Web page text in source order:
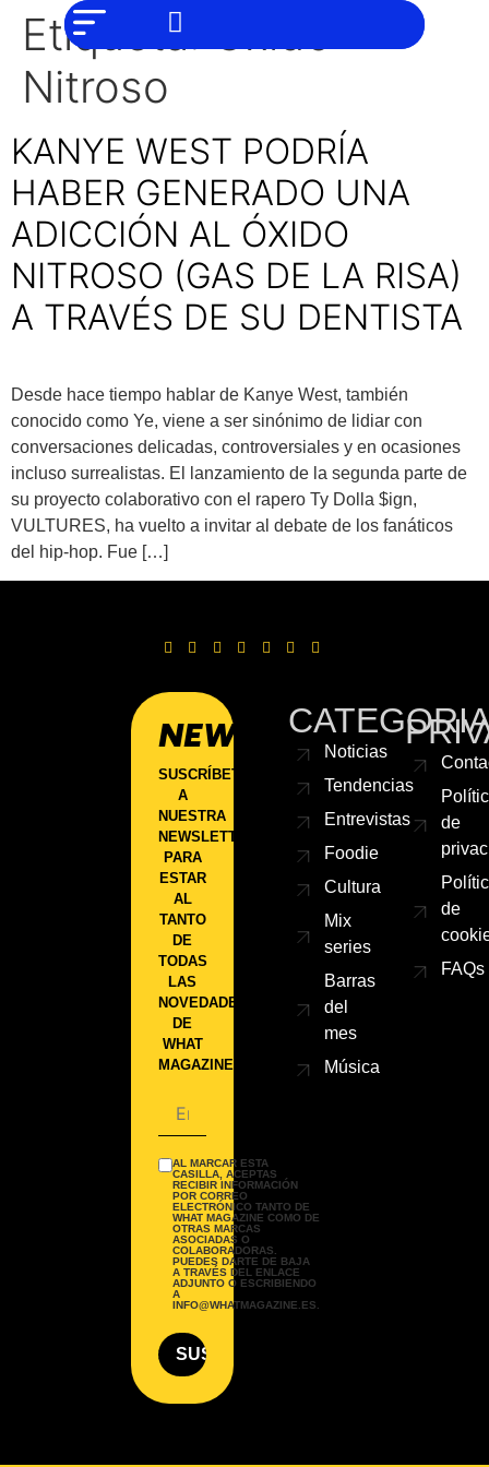
Entrevistas
Foodie
Cultura
Mix
series
Barras
Del
Música
PERO IGUAL
Etiqueta:Óxido
Nitroso
KANYE WEST PODRÍA
HABER GENERADO UNA
ADICCIÓN AL ÓXIDO
NITROSO (GAS DE LA RISA)
A TRAVÉS DE SU DENTISTA
Desde hace tiempo hablar de Kanye West, también
conocido como Ye, viene a ser sinónimo de lidiar con
conversaciones delicadas, controversiales y en ocasiones
incluso surrealistas. El lanzamiento de la segunda parte de
su proyecto colaborativo con el rapero Ty Dolla $ign,
VULTURES, ha vuelto a invitar al debate de los fanáticos
del hip-hop. Fue […]
NEWSLETTER
SUSCRÍBETE
A
NUESTRA
NEWSLETTER
PARA
ESTAR
AL
TANTO
DE
TODAS
LAS
NOVEDADES
DE
WHAT
MAGAZINE.
AL MARCAR ESTA
CASILLA, ACEPTAS
RECIBIR INFORMACIÓN
POR CORREO
ELECTRÓNICO TANTO DE
WHAT MAGAZINE COMO DE
OTRAS MARCAS
ASOCIADAS O
COLABORADORAS.
PUEDES DARTE DE BAJA
A TRAVÉS DEL ENLACE
ADJUNTO O ESCRIBIENDO
A
INFO@WHATMAGAZINE.ES.
Noticias
Tendencias
Entrevistas
Foodie
Cultura
Mix
series
Barras
del
mes
Música
de
de
FAQs